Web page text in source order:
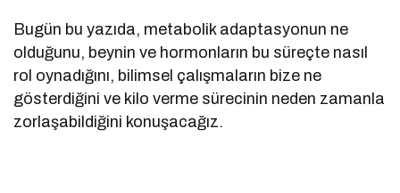
Bugün bu yazıda, metabolik adaptasyonun ne
olduğunu, beynin ve hormonların bu süreçte nasıl
rol oynadığını, bilimsel çalışmaların bize ne
gösterdiğini ve kilo verme sürecinin neden zamanla
zorlaşabildiğini konuşacağız.